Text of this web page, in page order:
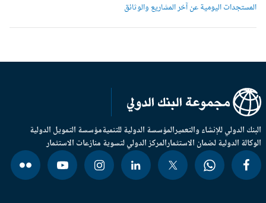
المستجدات اليومية عن آخر المشاريع والوثائق
الدولي للإنشاء والتعميرالمؤسسة الدولية للتنميةمؤسسة التمويل الدولية
الدولية لضمان الاستثمارالمركز الدولي لتسوية منازعات الاستثمار